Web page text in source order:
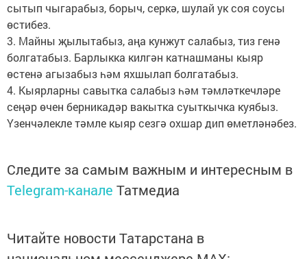
сытып чыгарабыз, борыч, серкә, шулай ук соя соу­сы
өстибез.
3. Майны җылытабыз, аңа кунжут салабыз, тиз генә
болгатабыз. Барлыкка килгән катнашманы кыяр
өстенә агызабыз һәм яхшылап болгатабыз.
4. Кыярларны савытка салабыз һәм тәмләткечләре
сеңәр өчен берникадәр вакытка суыткычка куябыз.
Үзенчәлекле тәмле кыяр сезгә охшар дип өметләнәбез.
Следите за самым важным и интересным в
Telegram-канале Татмедиа
Читайте новости Татарстана в